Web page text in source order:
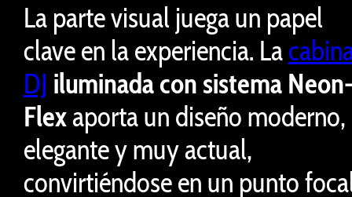
La parte visual juega un papel
clave en la experiencia. La
DJ iluminada con sistema
Flexaporta un diseño moderno,
elegante y muy actual,
convirtiéndose en un punto